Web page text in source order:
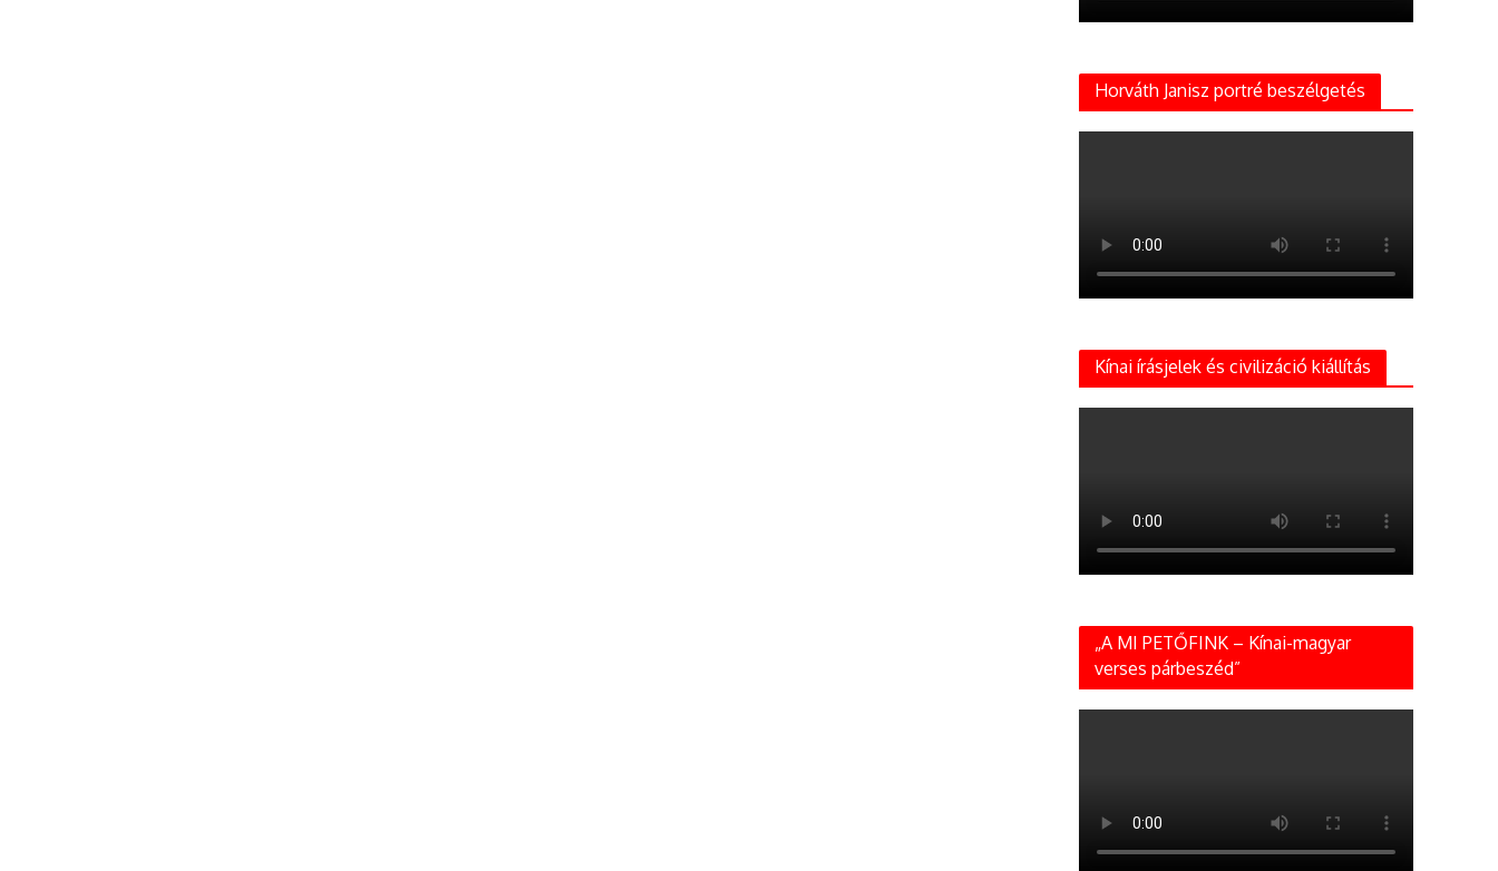
Horváth Janisz portré beszélgetés
Kínai írásjelek és civilizáció kiállítás
„A MI PETŐFINK – Kínai-magyar
verses párbeszéd”